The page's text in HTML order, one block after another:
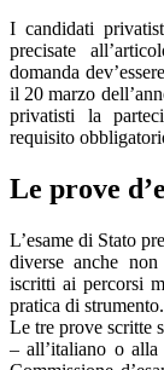
I candidati
precisate
domanda
il 20 marzo
privatisti la
requisito
Le prove
L’esame di Stato
diverse anche
iscritti ai percorsi
pratica di strumento.
Le tre prove scritte
– all’italiano o alla